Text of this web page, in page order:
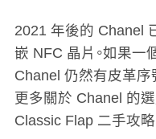
2021 年後的 Chanel
嵌 NFC 晶片。如果一
Chanel 仍然有皮革序
更多關於 Chanel 的
Classic Flap 二手攻略